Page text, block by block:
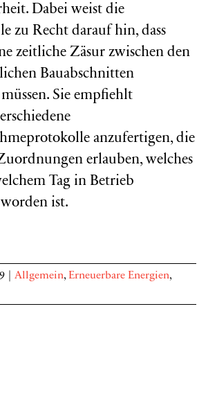
Dabei weist die
zu Recht darauf hin, dass
zeitliche Zäsur zwischen den
Bauabschnitten
Sie empfiehlt
anzufertigen, die
erlauben, welches
Tag in Betrieb
ist.
Allgemein, Erneuerbare Energien,